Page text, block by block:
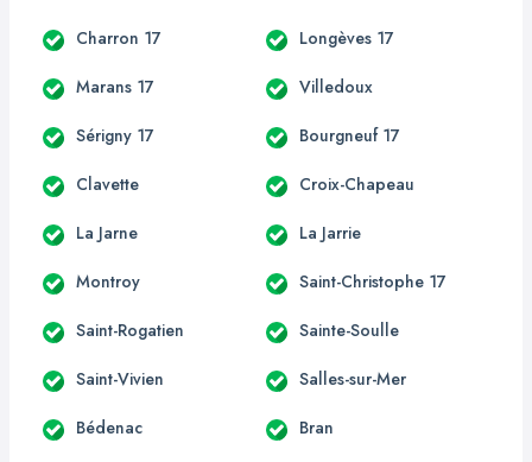
Charron 17 Longèves 17
Marans 17 Villedoux
Sérigny 17 Bourgneuf 17
Clavette Croix-Chapeau
La Jarne La Jarrie
Montroy Saint-Christophe 17
Saint-Rogatien Sainte-Soulle
Saint-Vivien Salles-sur-Mer
Bédenac Bran